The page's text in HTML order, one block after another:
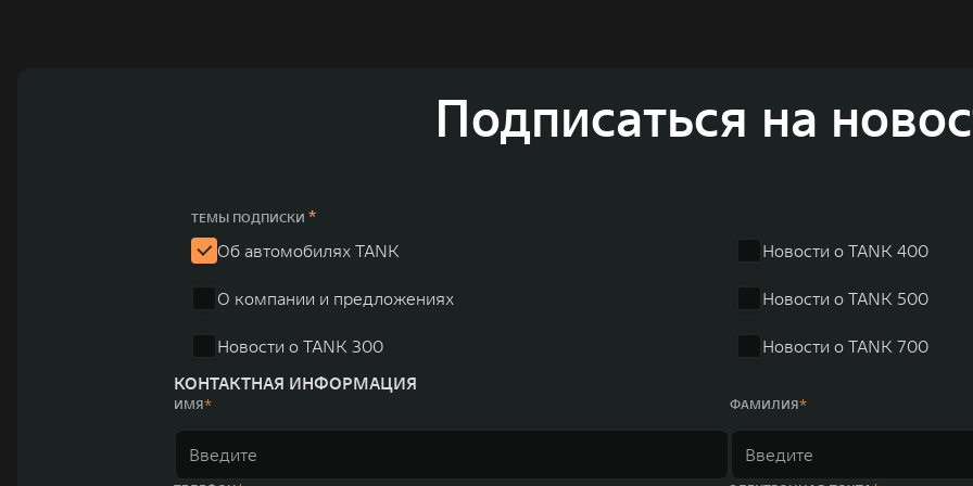
Подписаться на
ТЕМЫ ПОДПИСКИ *
Об автомобилях TANK
О компании и предложениях
Новости о TANK 300
Новости о TANK 400
Новости о TANK 500
Новости о TANK 700
КОНТАКТНАЯ ИНФОРМАЦИЯ
ИМЯ ФАМИЛИЯ